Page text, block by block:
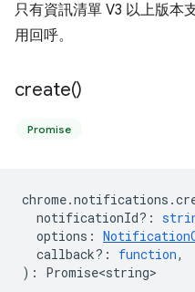
只有資訊清單 V3 以上版本
用回呼。
create()
Promise
chrome.notifications .
notificationId? :
options :
callback? : function,
) : Promise<string>